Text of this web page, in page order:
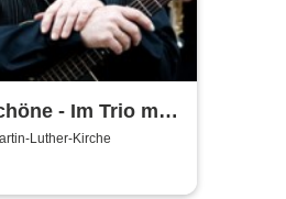
- Im Trio mit
Ich öffne die Tür
Luther-Kirche